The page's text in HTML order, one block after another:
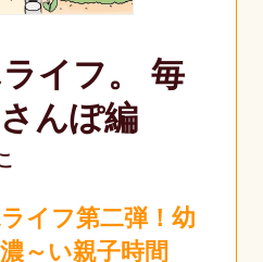
イフ。 毎
んぽ編
イフ第二弾！幼
～い親子時間